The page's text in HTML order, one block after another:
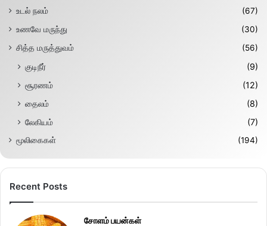
உடல் நலம்
(67)
உணவே மருந்து
(30)
சித்த மருத்துவம்
(56)
குடிநீர்
(9)
சூரணம்
(12)
தைலம்
(8)
லேகியம்
(7)
மூலிகைகள் (194)
Recent Posts
சோளம் பயன்கள்